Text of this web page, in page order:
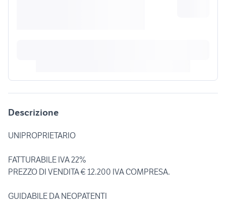
Descrizione
UNIPROPRIETARIO
FATTURABILE IVA 22%
PREZZO DI VENDITA € 12.200 IVA COMPRESA.
GUIDABILE DA NEOPATENTI